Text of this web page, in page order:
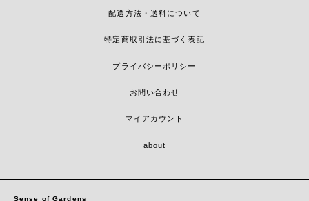
配送方法・送料について
特定商取引法に基づく表記
プライバシーポリシー
お問い合わせ
マイアカウント
about
Sense of Gardens